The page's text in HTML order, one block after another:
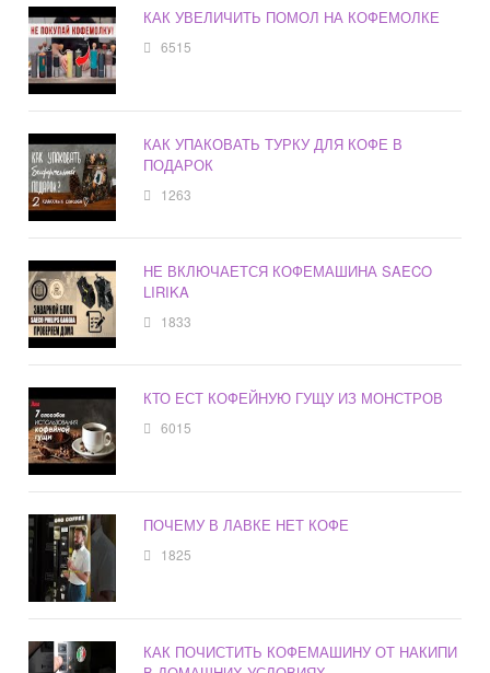
КАК УВЕЛИЧИТЬ ПОМОЛ НА КОФЕМОЛКЕ
6515
КАК УПАКОВАТЬ ТУРКУ ДЛЯ КОФЕ В
ПОДАРОК
1263
НЕ ВКЛЮЧАЕТСЯ КОФЕМАШИНА SAECO
LIRIKA
1833
КТО ЕСТ КОФЕЙНУЮ ГУЩУ ИЗ МОНСТРОВ
6015
ПОЧЕМУ В ЛАВКЕ НЕТ КОФЕ
1825
КАК ПОЧИСТИТЬ КОФЕМАШИНУ ОТ НАКИПИ